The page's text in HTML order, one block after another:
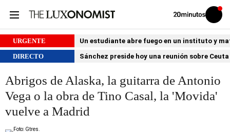
Volver
Iniciar
sesión
URGENTE
Un estudiante abre fuego en un instituto y
DIRECTO
Sánchez preside hoy una reunión sobre
Abrigos de Alaska, la guitarra de Antonio
Vega o la obra de Tino Casal, la 'Movida'
vuelve a Madrid